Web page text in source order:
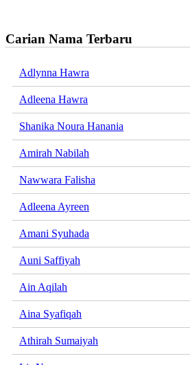
Carian Nama Terbaru
Adlynna Hawra
Adleena Hawra
Shanika Noura Hanania
Amirah Nabilah
Nawwara Falisha
Adleena Ayreen
Amani Syuhada
Auni Saffiyah
Ain Aqilah
Aina Syafiqah
Athirah Sumaiyah